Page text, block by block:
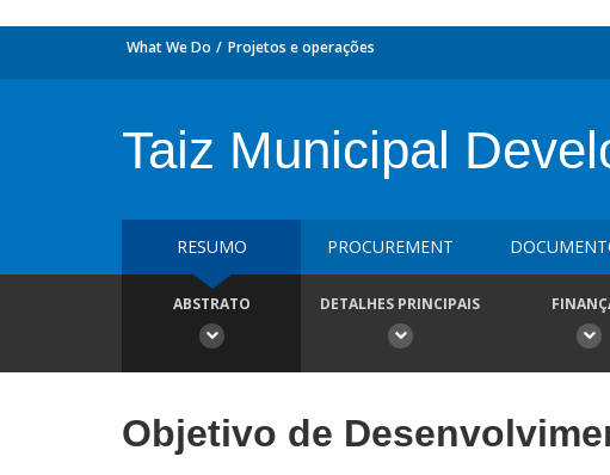
What We Do Projetos e operações
Taiz Municipal
RESUMO PROCUREMENT
ABSTRATO DETALHES PRINCIPAIS
Objetivo de